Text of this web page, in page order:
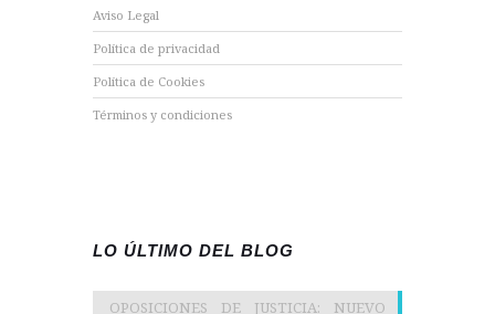
Aviso Legal
Política de privacidad
Política de Cookies
Términos y condiciones
LO ÚLTIMO DEL BLOG
OPOSICIONES DE JUSTICIA: NUEVO